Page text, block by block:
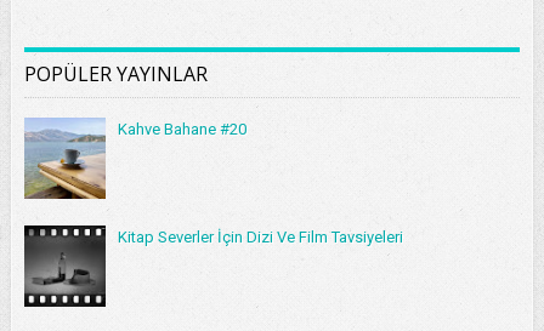
POPÜLER YAYINLAR
Kahve Bahane #20
Kitap Severler İçin Dizi Ve Film Tavsiyeleri